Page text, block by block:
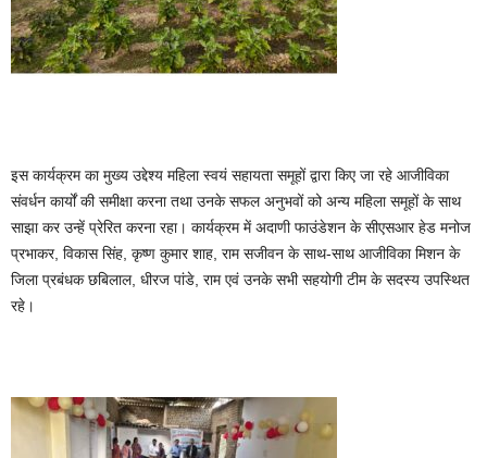
इस कार्यक्रम का मुख्य उद्देश्य महिला स्वयं सहायता समूहों द्वारा किए जा रहे आजीविका
संवर्धन कार्यों की समीक्षा करना तथा उनके सफल अनुभवों को अन्य महिला समूहों के साथ
साझा कर उन्हें प्रेरित करना रहा। कार्यक्रम में अदाणी फाउंडेशन के सीएसआर हेड मनोज
प्रभाकर, विकास सिंह, कृष्ण कुमार शाह, राम सजीवन के साथ-साथ आजीविका मिशन के
जिला प्रबंधक छबिलाल, धीरज पांडे, राम एवं उनके सभी सहयोगी टीम के सदस्य उपस्थित
रहे।